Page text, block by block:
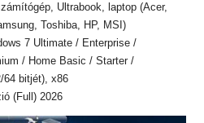
Ultrabook, laptop (Acer,
Toshiba, HP, MSI)
7 Ultimate / Enterprise /
/ Home Basic / Starter /
64 bitjét), x86
(Full) 2026